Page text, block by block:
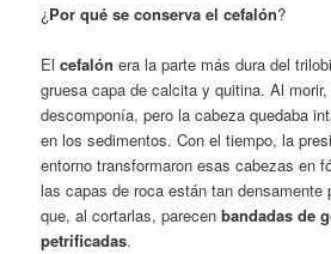
¿Por qué se conserva el cefalón?
Elcefalón era la parte más dura del
gruesa capa de calcita y quitina. Al
descomponía, pero la cabeza quedaba
en los sedimentos. Con el tiempo, la
entorno transformaron esas cabezas en
las capas de roca están tan densamente
que, al cortarlas, parecenbandadas de
petrificadas.